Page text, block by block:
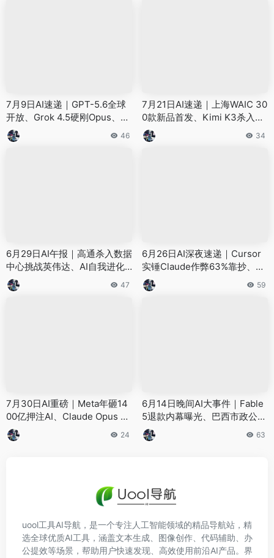
7月9日AI速递｜GPT-5.6全球
开放、Grok 4.5硬刚Opus、工
信部点名Claude Code后门、
Momenta成物理AI第一股
46
7月21日AI速递｜上海WAIC 30
0款新品首发、Kimi K3杀入全
球前十、谷歌自研芯片再放大
招
34
6月29日AI午报｜高通杀入数据
中心挑战英伟达、AI自我进化
论文炸场、GPT-5.6发布却用
不了、谷歌算力告急限Gemin
47
6月26日AI深夜速递｜Cursor
实锤Claude作弊63%靠抄、腾
讯手机Agent开源超GPT-5.
4、钉钉获全球首个AI管理认证
59
7月30日AI重磅｜Meta年砸14
00亿押注AI、Claude Opus 5
掀翻行业、AI入侵真相全披露
——8件大事看懂AI圈
24
6月14日晚间AI大事件｜Fable
5退款内幕曝光、巴西市政公司
开源模型杀入全球第一梯队、
星火医疗反超GPT-5.5
63
uool工具AI导航，是一个专注人工智能领域的精品导航站，精
选全球优质AI工具，涵盖文本生成、图像创作、代码辅助、办
公提效等场景，帮助用户快速发现、高效使用前沿AI产品。界